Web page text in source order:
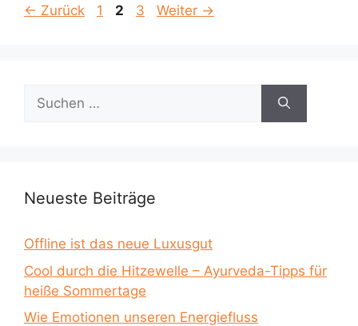
← Zurück Seite
1 Seite
2 Seite
3 Weiter →
Suchen
nach:
Neueste Beiträge
Offline ist das neue Luxusgut
Cool durch die Hitzewelle – Ayurveda-Tipps für
heiße Sommertage
Wie Emotionen unseren Energiefluss